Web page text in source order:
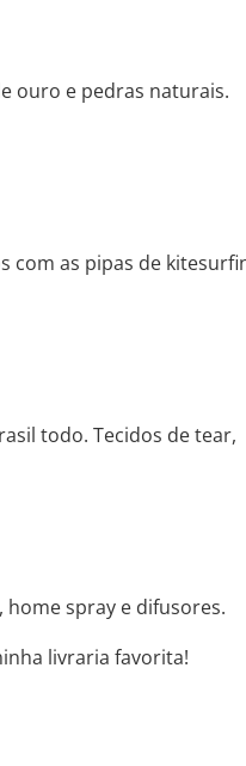
ouro e pedras naturais.
com as pipas de
todo. Tecidos de tear,
home spray e difusores.
livraria favorita!